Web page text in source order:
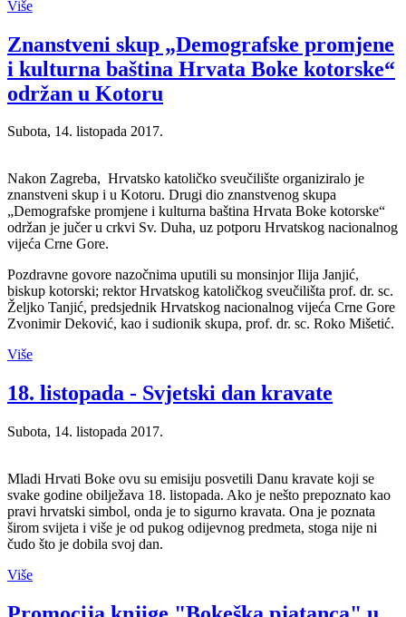
Više
Znanstveni skup „Demografske promjene
i kulturna baština Hrvata Boke kotorske“
održan u Kotoru
Subota, 14. listopada 2017.
Nakon Zagreba, Hrvatsko katoličko sveučilište organiziralo je
znanstveni skup i u Kotoru. Drugi dio znanstvenog skupa
„Demografske promjene i kulturna baština Hrvata Boke kotorske“
održan je jučer u crkvi Sv. Duha, uz potporu Hrvatskog nacionalnog
vijeća Crne Gore.
Pozdravne govore nazočnima uputili su monsinjor Ilija Janjić,
biskup kotorski; rektor Hrvatskog katoličkog sveučilišta prof. dr. sc.
Željko Tanjić, predsjednik Hrvatskog nacionalnog vijeća Crne Gore
Zvonimir Deković, kao i sudionik skupa, prof. dr. sc. Roko Mišetić.
Više
18. listopada - Svjetski dan kravate
Subota, 14. listopada 2017.
Mladi Hrvati Boke ovu su emisiju posvetili Danu kravate koji se
svake godine obilježava 18. listopada. Ako je nešto prepoznato kao
pravi hrvatski simbol, onda je to sigurno kravata. Ona je poznata
širom svijeta i više je od pukog odijevnog predmeta, stoga nije ni
čudo što je dobila svoj dan.
Više